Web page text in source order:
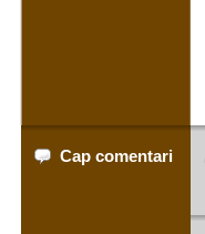
Cap comentari